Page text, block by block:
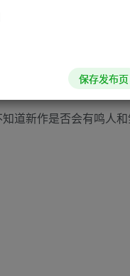
实，官方甚至用“天崩
道新作是否会有鸣人
保存发布页